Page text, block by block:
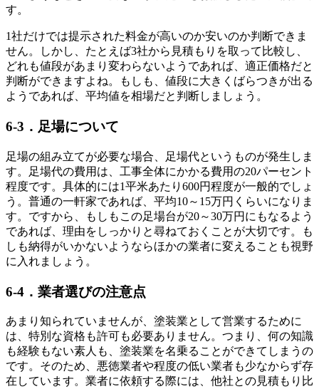
す。
1社だけでは提示された料金が高いのか安いのか判断できま
せん。しかし、たとえば3社から見積もりを取って比較し、
どれも値段があまり変わらないようであれば、適正価格だと
判断ができますよね。もしも、値段に大きくばらつきが出る
ようであれば、平均値を相場だと判断しましょう。
6-3．足場について
足場の組み立てが必要な場合、足場代というものが発生しま
す。足場代の費用は、工事全体にかかる費用の20パーセント
程度です。具体的には1平米あたり600円程度が一般的でしょ
う。普通の一軒家であれば、平均10～15万円くらいになりま
す。ですから、もしもこの足場台が20～30万円にもなるよう
であれば、理由をしっかりと尋ねておくことが大切です。も
しも納得がいかないようならほかの業者に変えることも視野
に入れましょう。
6-4．業者選びの注意点
あまり知られていませんが、塗装業として営業するために
は、特別な資格も許可も必要ありません。つまり、何の知識
も経験もない素人も、塗装業を名乗ることができてしまうの
です。そのため、悪徳業者や程度の低い業者も少なからず存
在しています。業者に依頼する際には、他社との見積もり比